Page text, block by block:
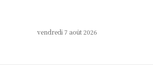
vendredi 7 août 2026